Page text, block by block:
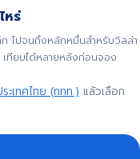
หร่
ไปจนถึงหลักหมื่นสำหรับวิลล่า
ทียบได้หลายหลังก่อนจอง
ะเทศไทย (ททท.) แล้วเลือก